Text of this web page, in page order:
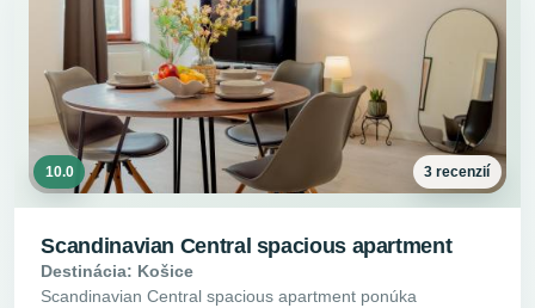
10.0 3 recenzií
Scandinavian Central spacious apartment
Destinácia: Košice
Scandinavian Central spacious apartment ponúka